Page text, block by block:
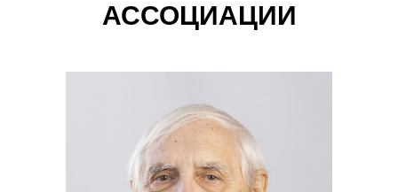
АССОЦИАЦИИ